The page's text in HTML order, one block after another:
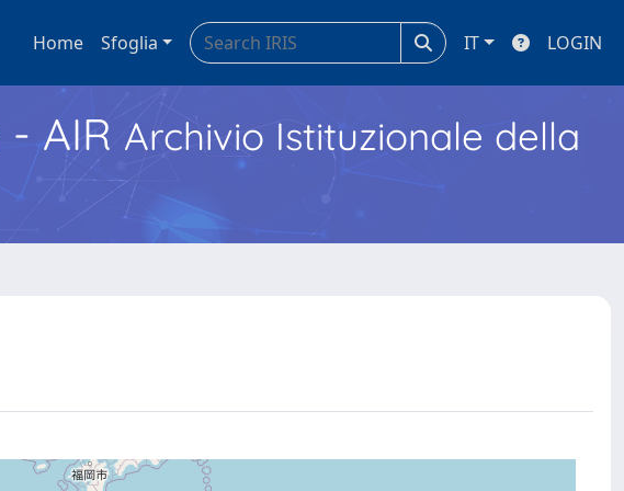
Home Sfoglia IT LOGIN
- AIR Archivio Istituzionale della